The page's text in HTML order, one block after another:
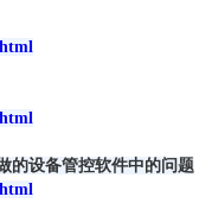
的设备管控软件中的问题